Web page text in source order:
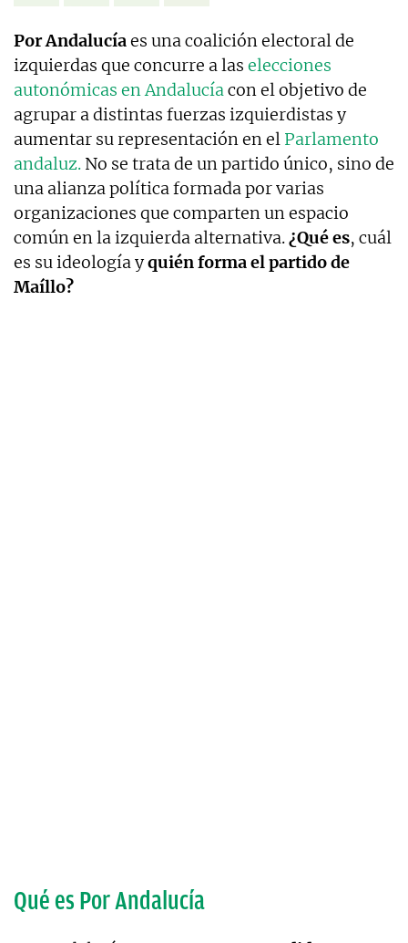
Por Andalucíaes una coalición electoral de
izquierdas que concurre a las elecciones
autonómicas en Andalucíacon el objetivo de
agrupar a distintas fuerzas izquierdistas y
aumentar su representación en el Parlamento
andaluz. No se trata de un partido único, sino de
una alianza política formada por varias
organizaciones que comparten un espacio
común en la izquierda alternativa.¿Qué es, cuál
es su ideología yquién forma el partido de
Maíllo?
Qué es Por Andalucía